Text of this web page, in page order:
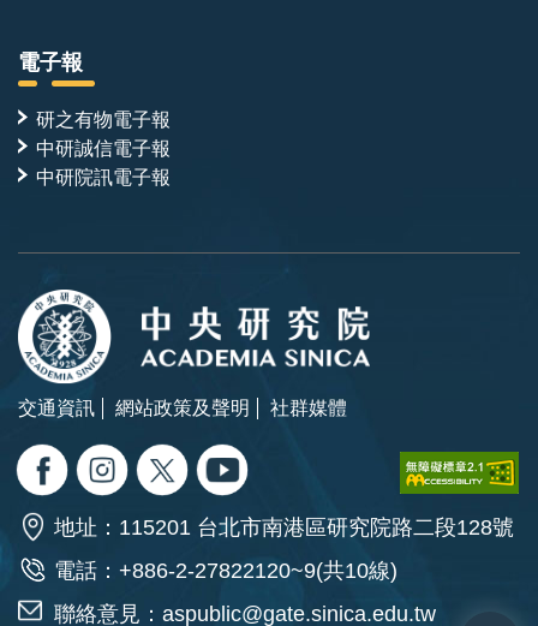
電子報
研之有物電子報
中研誠信電子報
中研院訊電子報
交通資訊 網站政策及聲明 社群媒體
地址：115201 台北市南港區研究院路二段128號
電話：+886-2-27822120~9(共10線)
聯絡意見： aspublic@gate.sinica.edu.tw